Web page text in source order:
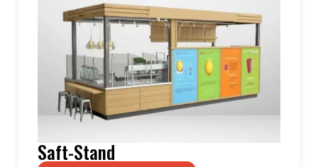
Saft-Stand